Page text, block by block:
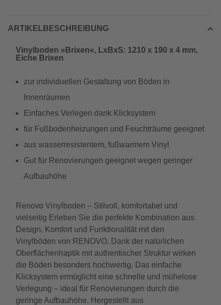
ARTIKELBESCHREIBUNG
Vinylboden »Brixen«, LxBxS: 1210 x 190 x 4 mm,
Eiche Brixen
zur individuellen Gestaltung von Böden in
Innenräumen
Einfaches Verlegen dank Klicksystem
für Fußbodenheizungen und Feuchträume geeignet
aus wasserresistentem, fußwarmem Vinyl
Gut für Renovierungen geeignet wegen geringer
Aufbauhöhe
Renovo Vinylboden – Stilvoll, komfortabel und
vielseitig Erleben Sie die perfekte Kombination aus
Design, Komfort und Funktionalität mit den
Vinylböden von RENOVO. Dank der natürlichen
Oberflächenhaptik mit authentischer Struktur wirken
die Böden besonders hochwertig. Das einfache
Klicksystem ermöglicht eine schnelle und mühelose
Verlegung – ideal für Renovierungen durch die
geringe Aufbauhöhe. Hergestellt aus